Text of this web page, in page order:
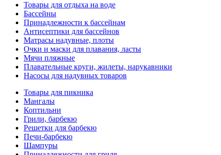
Товары для отдыха на воде
Бассейны
Принадлежности к бассейнам
Антисептики для бассейнов
Матраcы надувные, плоты
Очки и маски для плавания, ласты
Мячи пляжные
Плавательные круги, жилеты, нарукавники
Насосы для надувных товаров
Товары для пикника
Мангалы
Коптильни
Грили, барбекю
Решетки для барбекю
Печи-барбекю
Шампуры